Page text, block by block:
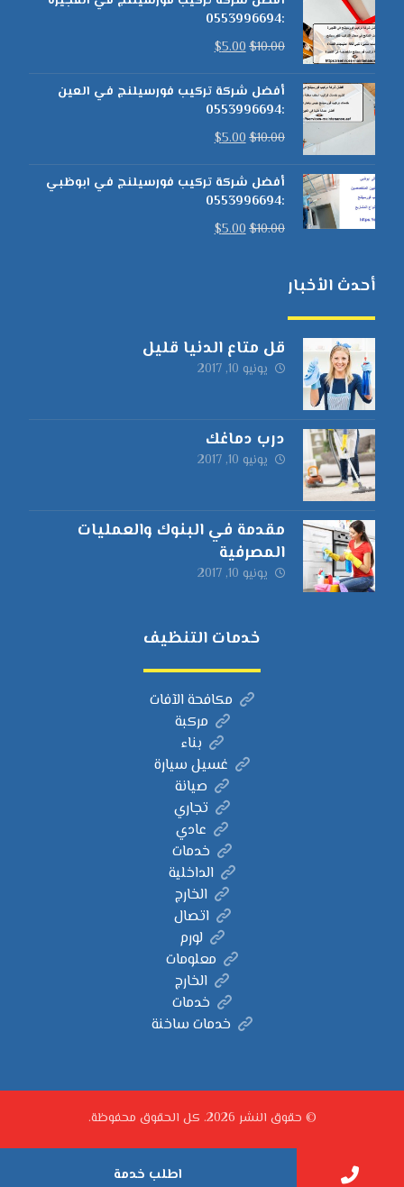
:0553996694
$10.00
$5.00
أفضل شركة تركيب فورسيلنج في العين
:0553996694
$10.00
$5.00
أفضل شركة تركيب فورسيلنج في ابوظبي
:0553996694
$10.00
$5.00
أحدث الأخبار
قل متاع الدنيا قليل
يونيو 10, 2017
درب دماغك
يونيو 10, 2017
مقدمة في البنوك والعمليات
المصرفية
يونيو 10, 2017
خدمات التنظيف
مكافحة الآفات
مركبة
بناء
غسيل سيارة
صيانة
تجاري
عادي
خدمات
الداخلية
الخارج
اتصال
لورم
معلومات
الخارج
خدمات
خدمات ساخنة
© حقوق النشر 2026. كل الحقوق محفوظة.
اطلب خدمة